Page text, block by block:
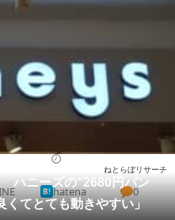
地域
リサーチ
ハニーズの“2680円パン
てとても動きやすい」
ねとらぼリサーチ
hatena 0